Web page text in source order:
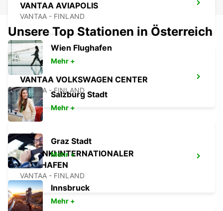
VANTAA AVIAPOLIS
VANTAA - FINLAND
VANTAA VOLKSWAGEN CENTER
VANTAA - FINLAND
HELSINKI INTERNATIONALER
FLUGHAFEN
VANTAA - FINLAND
Unsere Top Stationen in Österreich
Wien Flughafen
Mehr +
Salzburg Stadt
Mehr +
Graz Stadt
Mehr +
Innsbruck
Mehr +